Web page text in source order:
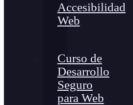
Accesibilidad
Web
Curso de
Desarrollo
Seguro
para Web